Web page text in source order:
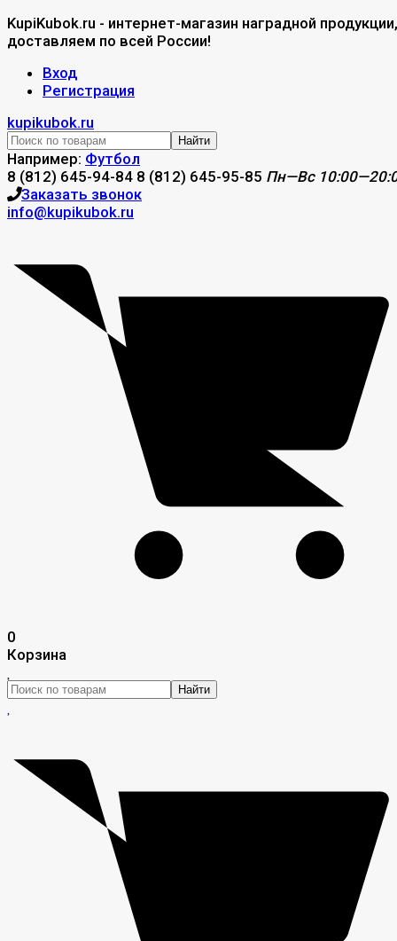
KupiKubok.ru - интернет-магазин наградной продукции,
доставляем по всей России!
Вход
Регистрация
kupikubok.ru
Найти
Например: Футбол
8 (812) 645-94-84 8 (812) 645-95-85 Пн—Вс
Заказать звонок
info@kupikubok.ru
0
Корзина
Найти